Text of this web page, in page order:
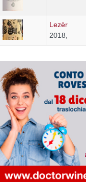
Lezèr
2018,